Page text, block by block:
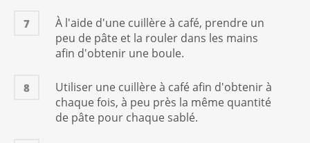
7
À l'aide d'une cuillère à café, prendre un
peu de pâte et la rouler dans les mains
afin d'obtenir une boule.
8
Utiliser une cuillère à café afin d'obtenir à
chaque fois, à peu près la même quantité
de pâte pour chaque sablé.